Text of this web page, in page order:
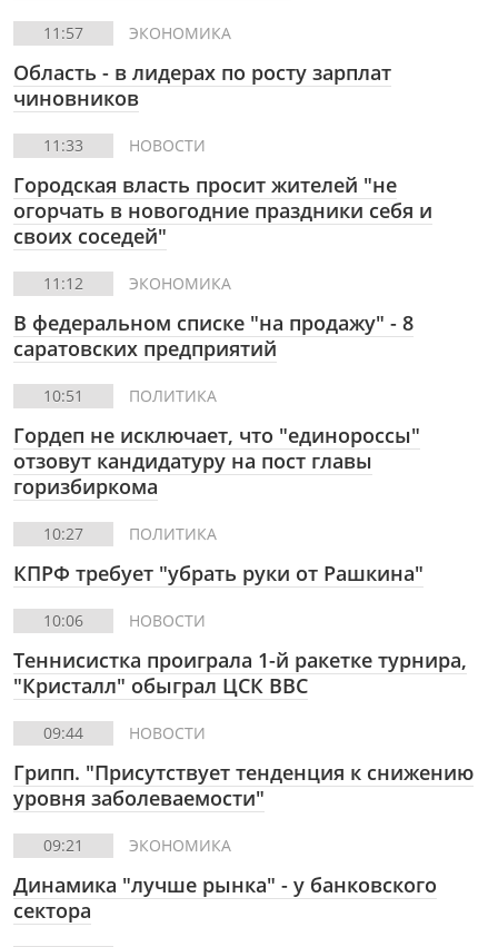
11:57 ЭКОНОМИКА
Область - в лидерах по росту зарплат
чиновников
11:33 НОВОСТИ
Городская власть просит жителей "не
огорчать в новогодние праздники себя и
своих соседей"
11:12 ЭКОНОМИКА
В федеральном списке "на продажу" - 8
саратовских предприятий
10:51 ПОЛИТИКА
Гордеп не исключает, что "единороссы"
отзовут кандидатуру на пост главы
горизбиркома
10:27 ПОЛИТИКА
КПРФ требует "убрать руки от Рашкина"
10:06 НОВОСТИ
Теннисистка проиграла 1-й ракетке турнира,
"Кристалл" обыграл ЦСК ВВС
09:44 НОВОСТИ
Грипп. "Присутствует тенденция к снижению
уровня заболеваемости"
09:21 ЭКОНОМИКА
Динамика "лучше рынка" - у банковского
сектора